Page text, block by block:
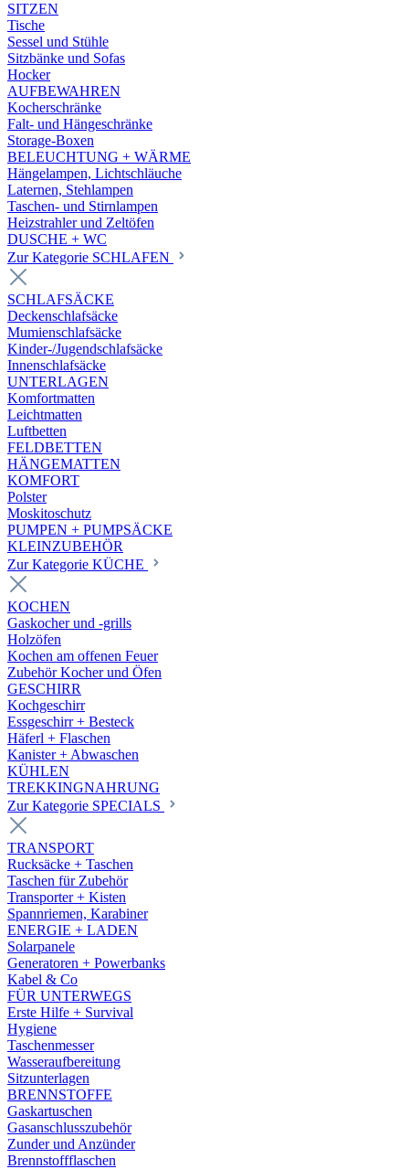
SITZEN
Tische
Sessel und Stühle
Sitzbänke und Sofas
Hocker
AUFBEWAHREN
Kocherschränke
Falt- und Hängeschränke
Storage-Boxen
BELEUCHTUNG + WÄRME
Hängelampen, Lichtschläuche
Laternen, Stehlampen
Taschen- und Stirnlampen
Heizstrahler und Zeltöfen
DUSCHE + WC
Zur Kategorie SCHLAFEN
SCHLAFSÄCKE
Deckenschlafsäcke
Mumienschlafsäcke
Kinder-/Jugendschlafsäcke
Innenschlafsäcke
UNTERLAGEN
Komfortmatten
Leichtmatten
Luftbetten
FELDBETTEN
HÄNGEMATTEN
KOMFORT
Polster
Moskitoschutz
PUMPEN + PUMPSÄCKE
KLEINZUBEHÖR
Zur Kategorie KÜCHE
KOCHEN
Gaskocher und -grills
Holzöfen
Kochen am offenen Feuer
Zubehör Kocher und Öfen
GESCHIRR
Kochgeschirr
Essgeschirr + Besteck
Häferl + Flaschen
Kanister + Abwaschen
KÜHLEN
TREKKINGNAHRUNG
Zur Kategorie SPECIALS
TRANSPORT
Rucksäcke + Taschen
Taschen für Zubehör
Transporter + Kisten
Spannriemen, Karabiner
ENERGIE + LADEN
Solarpanele
Generatoren + Powerbanks
Kabel & Co
FÜR UNTERWEGS
Erste Hilfe + Survival
Hygiene
Taschenmesser
Wasseraufbereitung
Sitzunterlagen
BRENNSTOFFE
Gaskartuschen
Gasanschlusszubehör
Zunder und Anzünder
Brennstoffflaschen